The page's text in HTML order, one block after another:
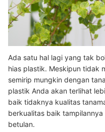
Ada satu hal lagi yang tak
hias plastik. Meskipun tidak
semirip mungkin dengan
plastik Anda akan terlihat
baik tidaknya kualitas
berkualitas baik
betulan.